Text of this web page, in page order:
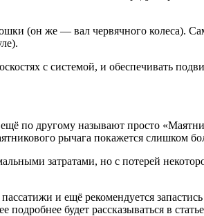
(он же — вал червячного колеса).
с системой, и обеспечивать
по другому называют просто
рычага покажется слишком
затратами, но с потерей
и ещё рекомендуется
будет рассказываться в